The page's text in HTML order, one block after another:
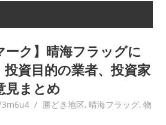
ーク】晴海フラッグに
資目的の業者、投資家
見まとめ
勝どき地区, 晴海フラッグ, 物